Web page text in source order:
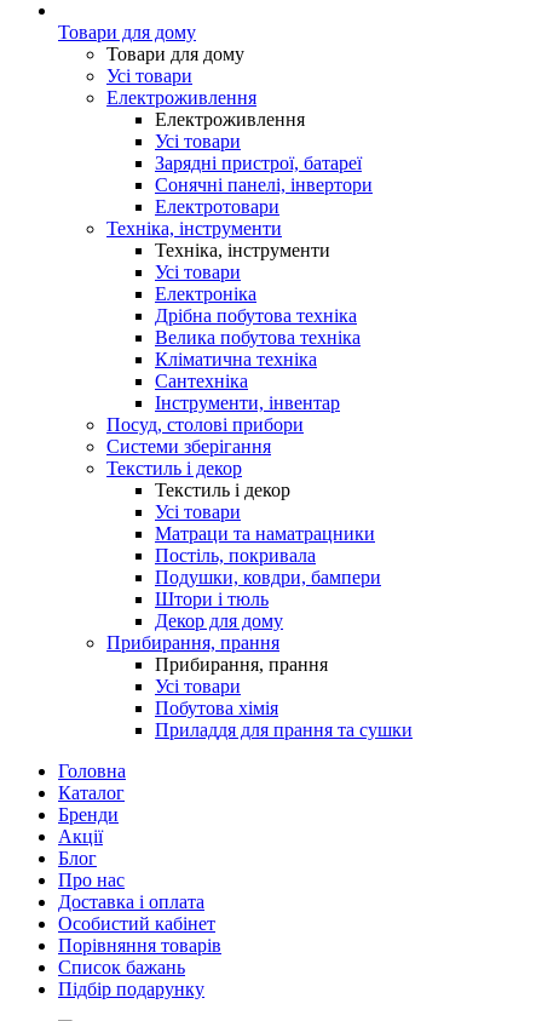
Товари для дому
Товари для дому
Усі товари
Електроживлення
Електроживлення
Усі товари
Зарядні пристрої, батареї
Сонячні панелі, інвертори
Електротовари
Техніка, інструменти
Техніка, інструменти
Усі товари
Електроніка
Дрібна побутова техніка
Велика побутова техніка
Кліматична техніка
Сантехніка
Інструменти, інвентар
Посуд, столові прибори
Системи зберігання
Текстиль і декор
Текстиль і декор
Усі товари
Матраци та наматрацники
Постіль, покривала
Подушки, ковдри, бампери
Штори і тюль
Декор для дому
Прибирання, прання
Прибирання, прання
Усі товари
Побутова хімія
Приладдя для прання та сушки
Головна
Каталог
Бренди
Акції
Блог
Про нас
Доставка і оплата
Особистий кабінет
Порівняння товарів
Список бажань
Підбір подарунку